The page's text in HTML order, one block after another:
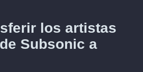
los artistas
Subsonic a